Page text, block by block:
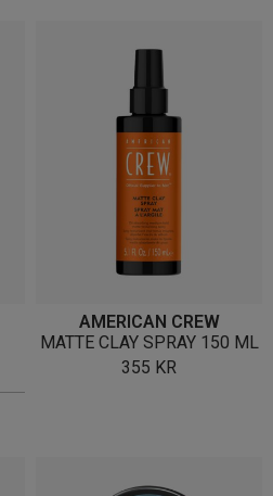
AMERICAN CREW
MATTE CLAY SPRAY 150 ML
355 KR